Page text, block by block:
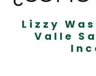
Lizzy
Valle